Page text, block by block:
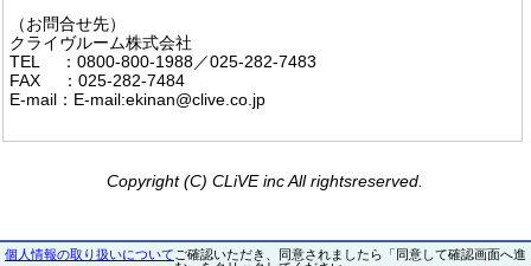
（お問合せ先）
クライヴルーム株式会社
TEL ：0800-800-1988／025-282-7483
FAX ：025-282-7484
E-mail：E-mail:ekinan@clive.co.jp
Copyright (C) CLiVE inc All rightsreserved.
個人情報の取り扱いについて ご確認いただき、同意されましたら「同意して確認画面へ進